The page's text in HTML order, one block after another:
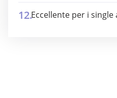
Eccellente per i